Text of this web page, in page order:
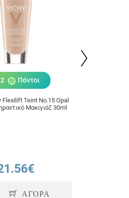
Πόντοι
Teint No.15 Opal
Μακιγιάζ 30ml
ΑΓΟΡΑ